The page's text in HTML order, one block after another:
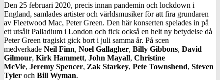
Den 25 februari 2020, precis innan pandemin och lockdown i
England, samlades artister och världsmusiker för att fira grundaren
av Fleetwood Mac, Peter Green. Den här konserten spelades in på
ett utsålt Palladium i London och fick också en helt ny betydelse då
Peter Green tragiskt gick bort i juli samma år. På scen
medverkade Neil Finn, Noel Gallagher, Billy Gibbons, David
Gilmour, Kirk Hammett, John Mayall, Christine
McVie, Jeremy Spencer, Zak Starkey, Pete Townshend, Steven
Tyler och Bill Wyman.